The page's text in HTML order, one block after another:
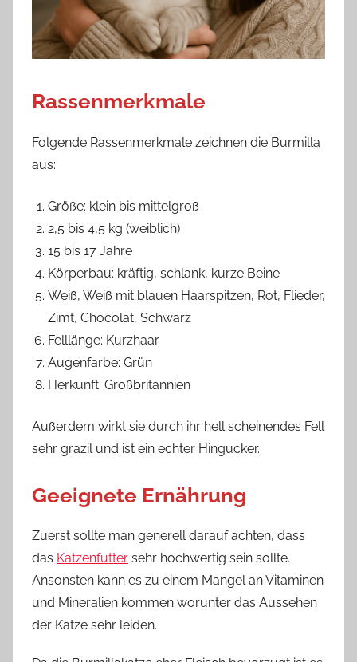
Rassenmerkmale
Folgende Rassenmerkmale zeichnen die Burmilla
aus:
Größe: klein bis mittelgroß
2,5 bis 4,5 kg (weiblich)
15 bis 17 Jahre
Körperbau: kräftig, schlank, kurze Beine
Weiß, Weiß mit blauen Haarspitzen, Rot, Flieder,
Zimt, Chocolat, Schwarz
Felllänge: Kurzhaar
Augenfarbe: Grün
Herkunft: Großbritannien
Außerdem wirkt sie durch ihr hell scheinendes Fell
sehr grazil und ist ein echter Hingucker.
Geeignete Ernährung
Zuerst sollte man generell darauf achten, dass
das Katzenfutter sehr hochwertig sein sollte.
Ansonsten kann es zu einem Mangel an Vitaminen
und Mineralien kommen worunter das Aussehen
der Katze sehr leiden.